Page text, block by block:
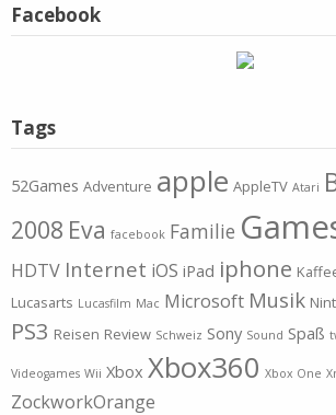
Facebook
Tags
52Games Adventure apple AppleTV Atari
2008 Eva facebook Familie
HDTV Internet iOS iPad iphone
Lucasarts Lucasfilm Mac Microsoft Musik
PS3 Reisen Review Schweiz Sony Sound Spaß
Videogames Wii Xbox Xbox360 Xbox One
ZockworkOrange